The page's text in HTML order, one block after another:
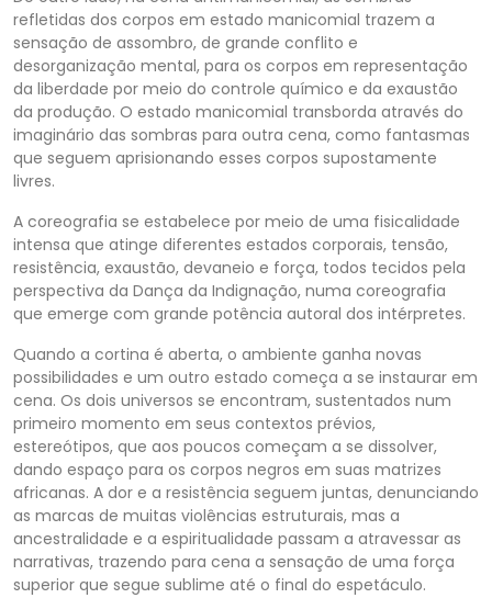
refletidas dos corpos em estado manicomial trazem a
sensação de assombro, de grande conflito e
desorganização mental, para os corpos em representação
da liberdade por meio do controle químico e da exaustão
da produção. O estado manicomial transborda através do
imaginário das sombras para outra cena, como fantasmas
que seguem aprisionando esses corpos supostamente
livres.
A coreografia se estabelece por meio de uma fisicalidade
intensa que atinge diferentes estados corporais, tensão,
resistência, exaustão, devaneio e força, todos tecidos pela
perspectiva da Dança da Indignação, numa coreografia
que emerge com grande potência autoral dos intérpretes.
Quando a cortina é aberta, o ambiente ganha novas
possibilidades e um outro estado começa a se instaurar em
cena. Os dois universos se encontram, sustentados num
primeiro momento em seus contextos prévios,
estereótipos, que aos poucos começam a se dissolver,
dando espaço para os corpos negros em suas matrizes
africanas. A dor e a resistência seguem juntas, denunciando
as marcas de muitas violências estruturais, mas a
ancestralidade e a espiritualidade passam a atravessar as
narrativas, trazendo para cena a sensação de uma força
superior que segue sublime até o final do espetáculo.